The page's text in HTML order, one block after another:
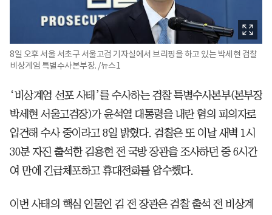
8일 오후 서울 서초구 서울고검 기자실에서 브리핑을 하고 있는 박세현 검찰
비상계엄 특별수사본부장. /뉴스1
‘비상계엄 선포 사태’를 수사하는 검찰 특별수사본부(본부장
박세현 서울고검장)가 윤석열 대통령을 내란 혐의 피의자로
입건해 수사 중이라고 8일 밝혔다. 검찰은 또 이날 새벽 1시
30분 자진 출석한 김용현 전 국방 장관을 조사하던 중 6시간
여 만에 긴급체포하고 휴대전화를 압수했다.
이번 사태의 핵심 인물인 김 전 장관은 검찰 출석 전 비상계